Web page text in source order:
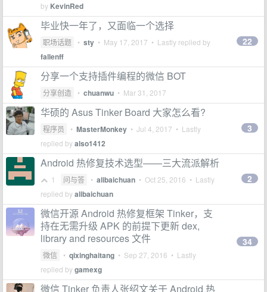
by KevinRed
毕业快一年了，又面临一个选择
职场话题 • sty • May 17, 2017 • Lastly replied by
fallenff
22
分享一个支持插件编程的微信 BOT
分享创造 • chuanwu • Mar 31, 2017
华硕的 Asus Tinker Board 大家怎么看?
程序员 • MasterMonkey • Jul 4, 2017 • Lastly
replied byalso1412
3
Android 热修复技术选型——三大流派解析
1 问与答 • alibaichuan • Oct 25, 2016 • Lastly
replied byalibaichuan
2
微信开源 Android 热修复框架 Tinker，支
持在无需升级 APK 的前提下更新 dex,
library and resources 文件
微信 • qixinghaitang • Sep 27, 2016 • Lastly
replied bygamexg
34
微信 Tinker 负责人张绍文关于 Android 热